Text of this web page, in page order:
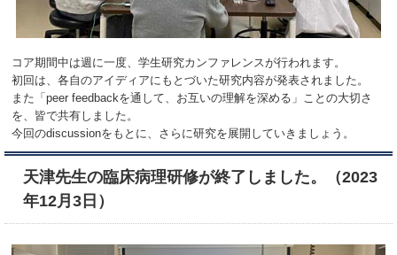
コア期間中は週に一度、学生研究カンファレンスが行われます。
初回は、各自のアイディアにもとづいた研究内容が発表されました。
また「peer feedbackを通して、お互いの理解を深める」ことの大切さ
を、皆で共有しました。
今回のdiscussionをもとに、さらに研究を展開していきましょう。
天津先生の臨床病理研修が終了しました。（2023
年12月3日）